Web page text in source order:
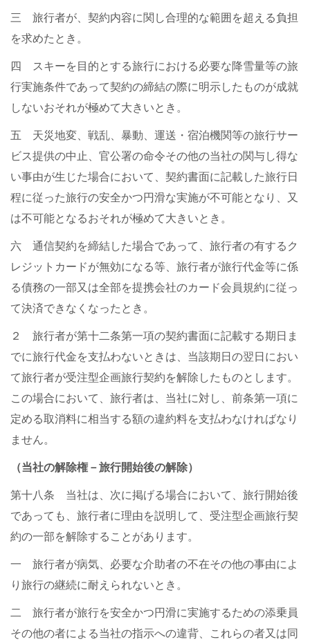
三 旅行者が、契約内容に関し合理的な範囲を超える負担
を求めたとき。
四 スキーを目的とする旅行における必要な降雪量等の旅
行実施条件であって契約の締結の際に明示したものが成就
しないおそれが極めて大きいとき。
五 天災地変、戦乱、暴動、運送・宿泊機関等の旅行サー
ビス提供の中止、官公署の命令その他の当社の関与し得な
い事由が生じた場合において、契約書面に記載した旅行日
程に従った旅行の安全かつ円滑な実施が不可能となり、又
は不可能となるおそれが極めて大きいとき。
六 通信契約を締結した場合であって、旅行者の有するク
レジットカードが無効になる等、旅行者が旅行代金等に係
る債務の一部又は全部を提携会社のカード会員規約に従っ
て決済できなくなったとき。
２ 旅行者が第十二条第一項の契約書面に記載する期日ま
でに旅行代金を支払わないときは、当該期日の翌日におい
て旅行者が受注型企画旅行契約を解除したものとします。
この場合において、旅行者は、当社に対し、前条第一項に
定める取消料に相当する額の違約料を支払わなければなり
ません。
（当社の解除権－旅行開始後の解除）
第十八条 当社は、次に掲げる場合において、旅行開始後
であっても、旅行者に理由を説明して、受注型企画旅行契
約の一部を解除することがあります。
一 旅行者が病気、必要な介助者の不在その他の事由によ
り旅行の継続に耐えられないとき。
二 旅行者が旅行を安全かつ円滑に実施するための添乗員
その他の者による当社の指示への違背、これらの者又は同